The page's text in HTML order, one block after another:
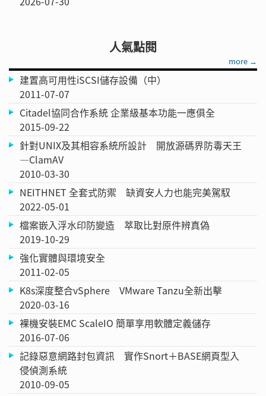
人氣點閱
more →
建置高可用性iSCSI儲存設備（中）
2011-07-07
Citadel協同合作系統 企業級基本功能一應俱全
2015-09-22
針對UNIX及其相容系統所設計 開放源碼界防毒天王
—ClamAV
2010-03-30
NEITHNET 全套式防禦 缺資安人力也能完美駕馭
2022-05-01
檔案嵌入浮水印防變造 萃取比對原件辨真偽
2019-10-29
強化實體與環境安全
2011-02-05
K8s深度整合vSphere VMware Tanzu全新出擊
2020-03-16
裸機安裝EMC ScaleIO 簡單享用軟體定義儲存
2016-07-06
記錄惡意網路封包資訊 實作Snort＋BASE網頁型入
侵偵測系統
2010-09-05